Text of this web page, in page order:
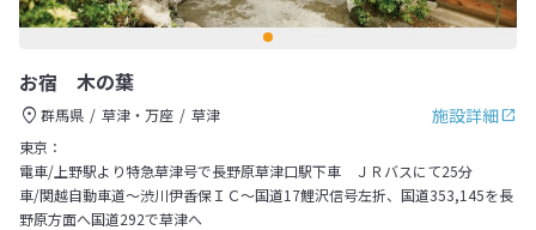
お宿 木の葉
施設詳細
群馬県 草津・万座
草津
東京：
電車/上野駅より特急草津号で長野原草津口駅下車 ＪＲバスにて25分
車/関越自動車道～渋川伊香保ＩＣ～国道17鯉沢信号左折、国道353,145を長
野原方面へ国道292で草津へ